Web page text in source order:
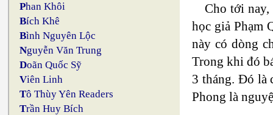
Phan Khôi
Bích Khê
Bình Nguyên Lộc
Nguyễn Văn Trung
Doãn Quốc Sỹ
Viên Linh
Tô Thùy Yên Readers
Trần Huy Bích
Cho tới nay,
học giả Phạm
này có dòng
Trong khi đó
3 tháng. Đó là
Phong là